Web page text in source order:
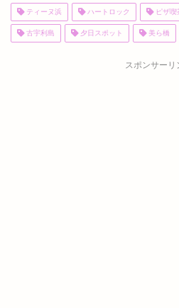
ティーヌ浜 ハートロック ピザ喫
古宇利島 夕日スポット 美ら橋
スポンサーリ